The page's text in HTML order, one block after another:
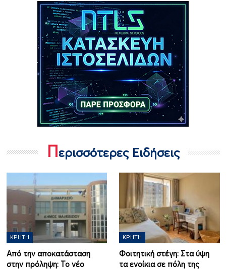
Περισσότερες Ειδήσεις
ΚΡΉΤΗ
Από την αποκατάσταση
στην πρόληψη: Το νέο
ΚΡΉΤΗ
Φοιτητική στέγη: Στα ύψη
τα ενοίκια σε πόλη της